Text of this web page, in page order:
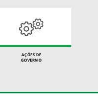
AÇÕES DE
GOVERNO